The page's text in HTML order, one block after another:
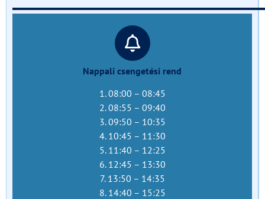
Nappali csengetési rend
1. 08:00 – 08:45
2. 08:55 – 09:40
3. 09:50 – 10:35
4. 10:45 – 11:30
5. 11:40 – 12:25
6. 12:45 – 13:30
7. 13:50 – 14:35
8. 14:40 – 15:25